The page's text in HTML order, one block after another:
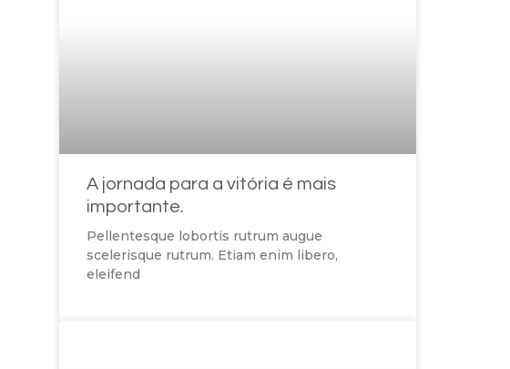
A jornada para a vitória é mais
importante.
Pellentesque lobortis rutrum augue
scelerisque rutrum. Etiam enim libero,
eleifend